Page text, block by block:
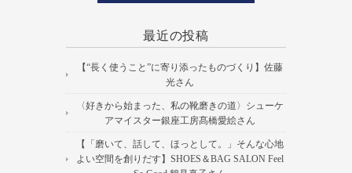
最近の投稿
【“長く使うこと”に寄り添ったものづくり】佐藤
光さん
〈好きから始まった、私の靴磨きの道〉シューケ
アマイスター銀座工房髙橋愛絵さん
【「磨いて、話して、ほっとして。」そんな心地
よい空間を創りだす】SHOES＆BAG SALON Feel